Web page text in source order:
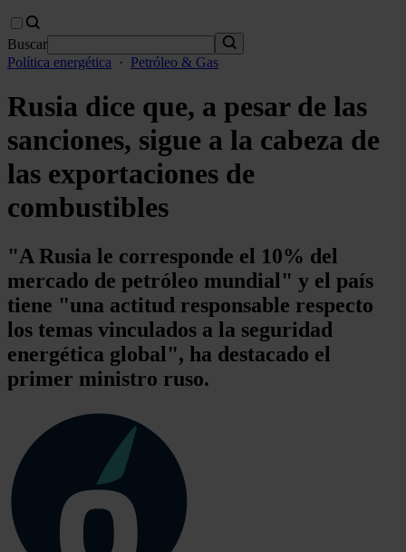
Buscar
Política energética
· Petróleo & Gas
Rusia dice que, a pesar de las
sanciones, sigue a la cabeza de
las exportaciones de
combustibles
"A Rusia le corresponde el 10% del
mercado de petróleo mundial" y el país
tiene "una actitud responsable respecto
los temas vinculados a la seguridad
energética global", ha destacado el
primer ministro ruso.